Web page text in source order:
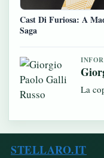
Cast Di Furiosa: A
Saga
La
STELLARO.IT